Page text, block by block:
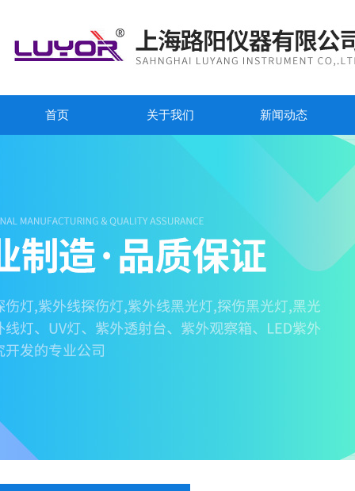
首页 关于我们 新闻动态